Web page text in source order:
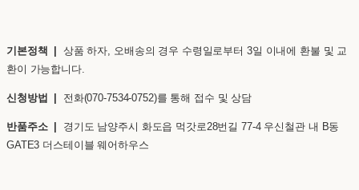
기본정책 | 상품 하자, 오배송의 경우 수령일로부터 3일 이내에 환불 및 교
환이 가능합니다.
신청방법 | 전화(070-7534-0752)를 통해 접수 및 상담
반품주소 | 경기도 남양주시 화도읍 먹갓로28번길 77-4 우신철관 내 B동
GATE3 더스테이블 웨어하우스